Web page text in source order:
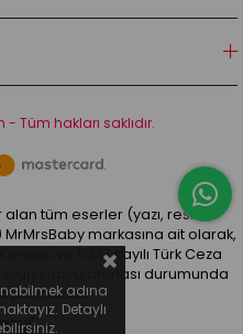
Tüm hakları saklıdır.
tüm eserler (yazı, resim,
markasına ait olarak,
ve 5237 sayılı Türk Ceza
kopyalanması durumunda
adına
Detaylı